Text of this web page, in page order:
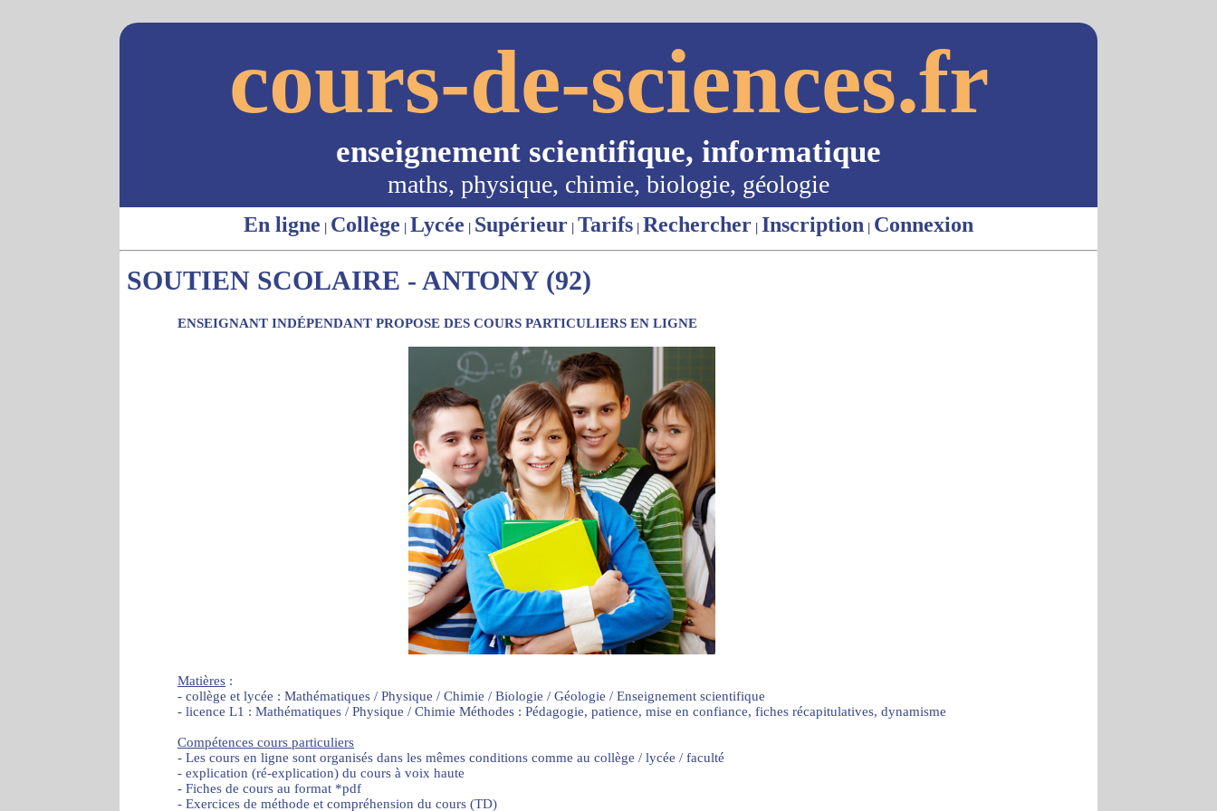
cours-de-sciences.fr
enseignement scientifique, informatique
maths, physique, chimie, biologie, géologie
En ligne | Collège | Lycée | Supérieur | Tarifs | Rechercher | Inscription | Connexion
SOUTIEN SCOLAIRE - ANTONY (92)
ENSEIGNANT INDÉPENDANT PROPOSE DES COURS PARTICULIERS EN LIGNE
Matières :
- collège et lycée : Mathématiques / Physique / Chimie / Biologie / Géologie / Enseignement scientifique
- licence L1 : Mathématiques / Physique / Chimie Méthodes : Pédagogie, patience, mise en confiance, fiches récapitulatives, dynamisme
Compétences cours particuliers
- Les cours en ligne sont organisés dans les mêmes conditions comme au collège / lycée / faculté
- explication (ré-explication) du cours à voix haute
- Fiches de cours au format *pdf
- Exercices de méthode et compréhension du cours (TD)